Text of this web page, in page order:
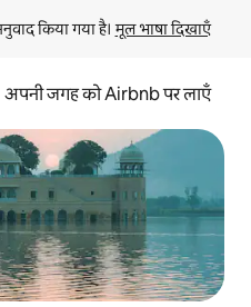
किया गया है। मूल भाषा दिखाएँ
अपनी जगह को Airbnb पर लाएँ